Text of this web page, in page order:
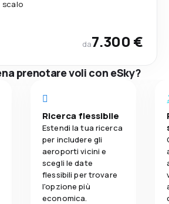
scalo
da7.300 €
prenotare voli con eSky?
Ricerca flessibile
Estendi la tua ricerca
per includere gli
aeroporti vicini e
scegli le date
flessibili per trovare
l'opzione più
economica.